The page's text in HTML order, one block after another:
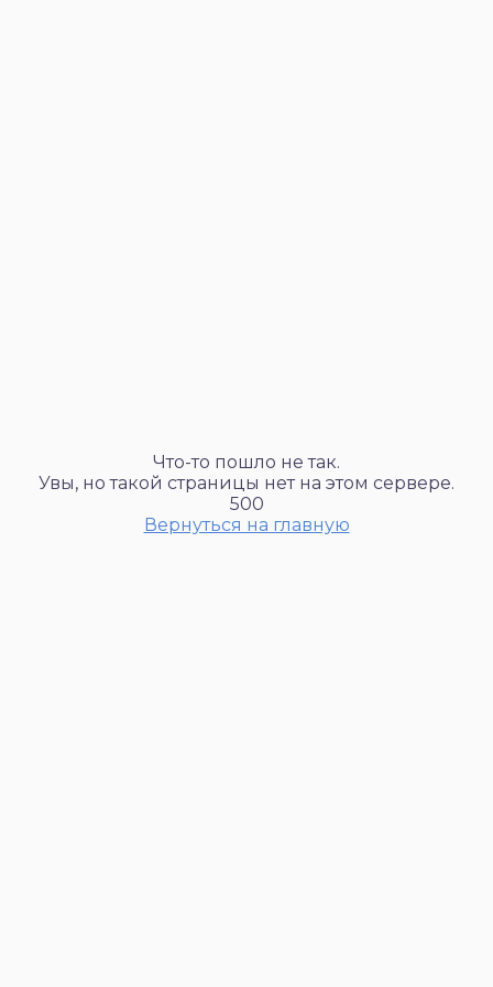
Что-то пошло не так.
Увы, но такой страницы нет на этом сервере.
500
Вернуться на главную